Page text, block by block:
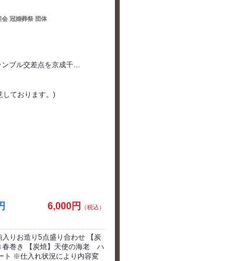
会 冠婚葬祭 団体
ブル交差点を京成千…
しております。)
6,000円 （税込）
りお造り5点盛り合わせ 【炭
春巻き 【炭焼】天使の海老 ハ
ト ※仕入れ状況により内容変